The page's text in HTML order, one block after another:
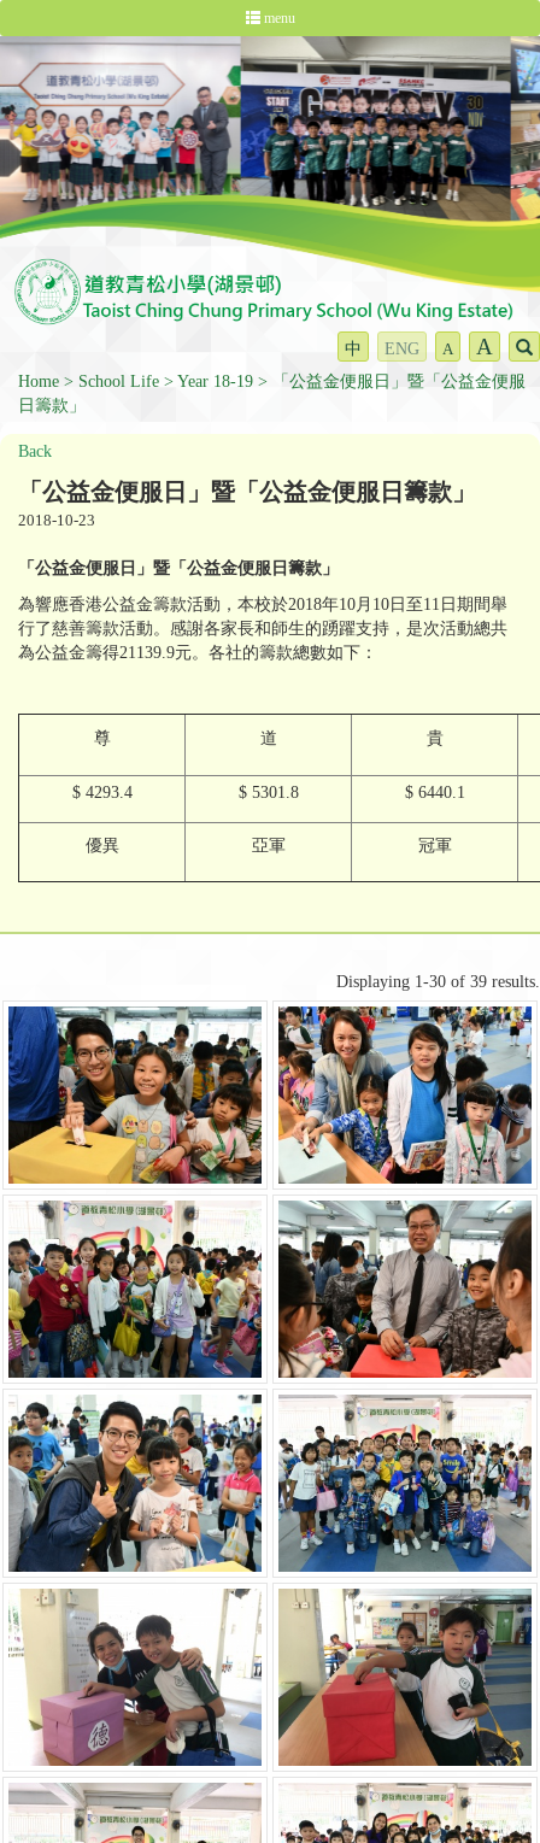
menu
中 ENG A A
Home School Life Year 18-19
「公益金便服日」暨「公益金便服
日籌款」
Back
「公益金便服日」暨「公益金便服日籌款」
2018-10-23
「公益金便服日」暨「公益金便服日籌款」
為響應香港公益金籌款活動，本校於2018年10月10日至11日期間舉
行了慈善籌款活動。感謝各家長和師生的踴躍支持，是次活動總共
為公益金籌得21139.9元。各社的籌款總數如下：
尊 道 貴
$ 4293.4 $ 5301.8 $ 6440.1
優異 亞軍 冠軍
Displaying 1-30 of 39 results.